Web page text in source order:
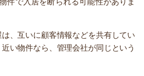
、互いに顧客情報などを共有してい
い物件なら、管理会社が同じという